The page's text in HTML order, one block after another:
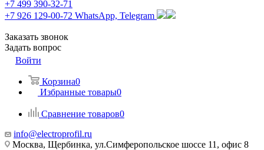
+7 499 390-32-71
+7 926 129-00-72 WhatsApp, Telegram
Заказать звонок
Задать вопрос
Войти
Корзина0
Избранные товары0
Сравнение товаров0
info@electroprofil.ru
Москва, Щербинка, ул.Симферопольское шоссе 11, офис 8